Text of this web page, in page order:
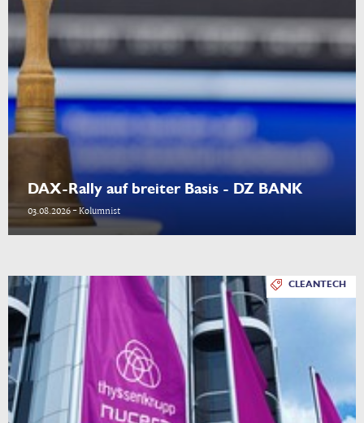
DAX-Rally auf breiter Basis - DZ BANK
03.08.2026 - Kolumnist
CLEANTECH